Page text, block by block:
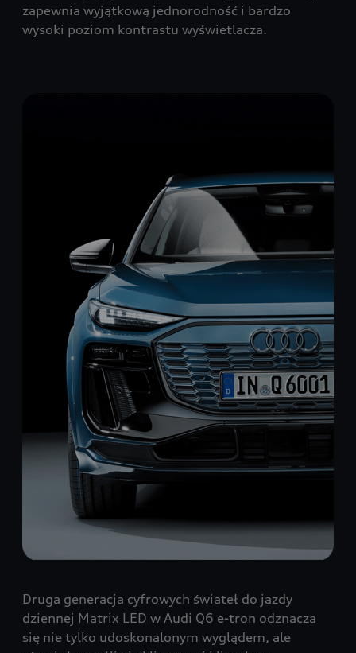
zapewnia wyjątkową jednorodność i bardzo
wysoki poziom kontrastu wyświetlacza.
Druga generacja cyfrowych świateł do jazdy
dziennej Matrix LED w Audi Q6 e-tron odznacza
się nie tylko udoskonalonym wyglądem, ale